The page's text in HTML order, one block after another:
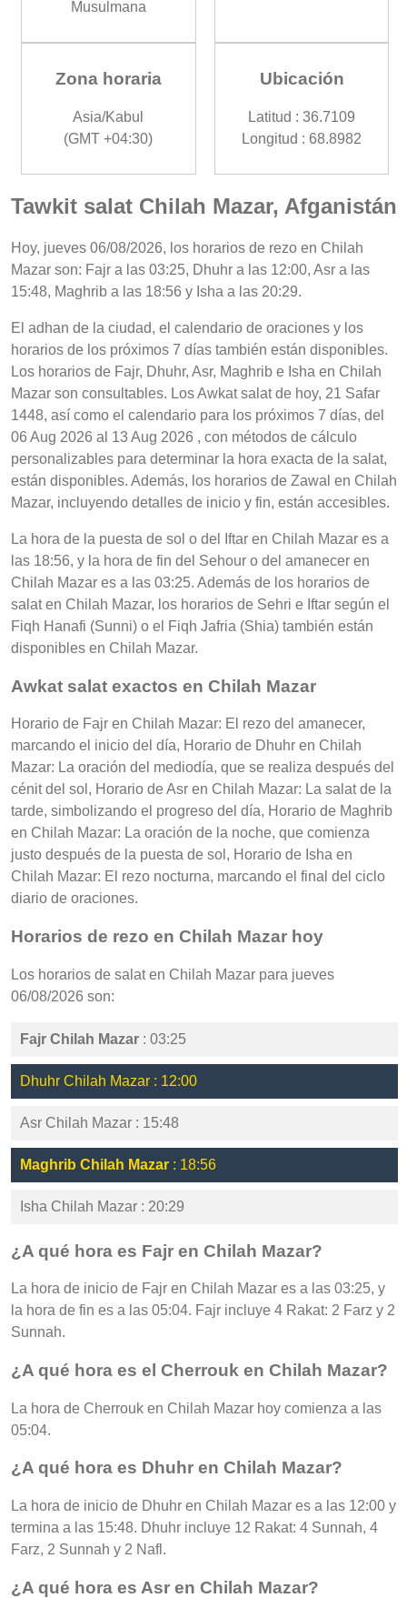
Musulmana
Zona horaria
Asia/Kabul
(GMT +04:30)
Ubicación
Latitud : 36.7109
Longitud : 68.8982
Tawkit salat Chilah Mazar, Afganistán
Hoy, jueves 06/08/2026, los horarios de rezo en Chilah
Mazar son: Fajr a las 03:25, Dhuhr a las 12:00, Asr a las
15:48, Maghrib a las 18:56 y Isha a las 20:29.
El adhan de la ciudad, el calendario de oraciones y los
horarios de los próximos 7 días también están disponibles.
Los horarios de Fajr, Dhuhr, Asr, Maghrib e Isha en Chilah
Mazar son consultables. Los Awkat salat de hoy, 21 Safar
1448, así como el calendario para los próximos 7 días, del
06 Aug 2026 al 13 Aug 2026 , con métodos de cálculo
personalizables para determinar la hora exacta de la salat,
están disponibles. Además, los horarios de Zawal en Chilah
Mazar, incluyendo detalles de inicio y fin, están accesibles.
La hora de la puesta de sol o del Iftar en Chilah Mazar es a
las 18:56, y la hora de fin del Sehour o del amanecer en
Chilah Mazar es a las 03:25. Además de los horarios de
salat en Chilah Mazar, los horarios de Sehri e Iftar según el
Fiqh Hanafi (Sunni) o el Fiqh Jafria (Shia) también están
disponibles en Chilah Mazar.
Awkat salat exactos en Chilah Mazar
Horario de Fajr en Chilah Mazar: El rezo del amanecer,
marcando el inicio del día, Horario de Dhuhr en Chilah
Mazar: La oración del mediodía, que se realiza después del
cénit del sol, Horario de Asr en Chilah Mazar: La salat de la
tarde, simbolizando el progreso del día, Horario de Maghrib
en Chilah Mazar: La oración de la noche, que comienza
justo después de la puesta de sol, Horario de Isha en
Chilah Mazar: El rezo nocturna, marcando el final del ciclo
diario de oraciones.
Horarios de rezo en Chilah Mazar hoy
Los horarios de salat en Chilah Mazar para jueves
06/08/2026 son:
Fajr Chilah Mazar : 03:25
Dhuhr Chilah Mazar : 12:00
Asr Chilah Mazar : 15:48
Maghrib Chilah Mazar : 18:56
Isha Chilah Mazar : 20:29
¿A qué hora es Fajr en Chilah Mazar?
La hora de inicio de Fajr en Chilah Mazar es a las 03:25, y
la hora de fin es a las 05:04. Fajr incluye 4 Rakat: 2 Farz y 2
Sunnah.
¿A qué hora es el Cherrouk en Chilah Mazar?
La hora de Cherrouk en Chilah Mazar hoy comienza a las
05:04.
¿A qué hora es Dhuhr en Chilah Mazar?
La hora de inicio de Dhuhr en Chilah Mazar es a las 12:00 y
termina a las 15:48. Dhuhr incluye 12 Rakat: 4 Sunnah, 4
Farz, 2 Sunnah y 2 Nafl.
¿A qué hora es Asr en Chilah Mazar?